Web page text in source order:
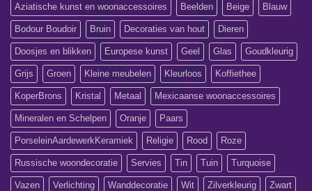
Aziatische kunst en woonaccessoires Beelden Beige Blauw
Bodour Boudoir Bruin Decoraties van hout Dieren
Doosjes en blikken Europese kunst Geel Glas Goudkleurig
Grijs Groen Kleine meubelen Kleurloos Koffiethee
KoperBrons Kristal Metaal Mexicaanse woonaccessoires
Mineralen en Schelpen Oranje Paars
PorseleinAardewerkKeramiek Religie Rood Roze
Russische woondecoratie Servies Tin Tuin Turquoise
Vazen Verlichting Wanddecoratie Wit Zilverkleurig Zwart